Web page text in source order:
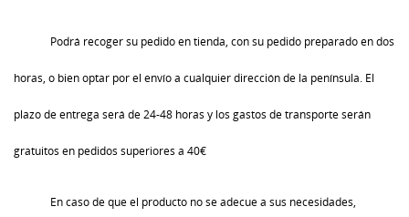
Podrá recoger su pedido en tienda, con su pedido preparado en dos
horas, o bien optar por el envío a cualquier dirección de la península. El
plazo de entrega será de 24-48 horas y los gastos de transporte serán
gratuitos en pedidos superiores a 40€
En caso de que el producto no se adecue a sus necesidades,